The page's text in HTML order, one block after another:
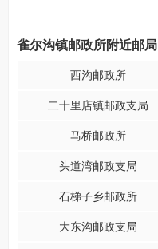
雀尔沟镇邮政所附近邮局
西沟邮政所
二十里店镇邮政支局
马桥邮政所
头道湾邮政支局
石梯子乡邮政所
大东沟邮政支局